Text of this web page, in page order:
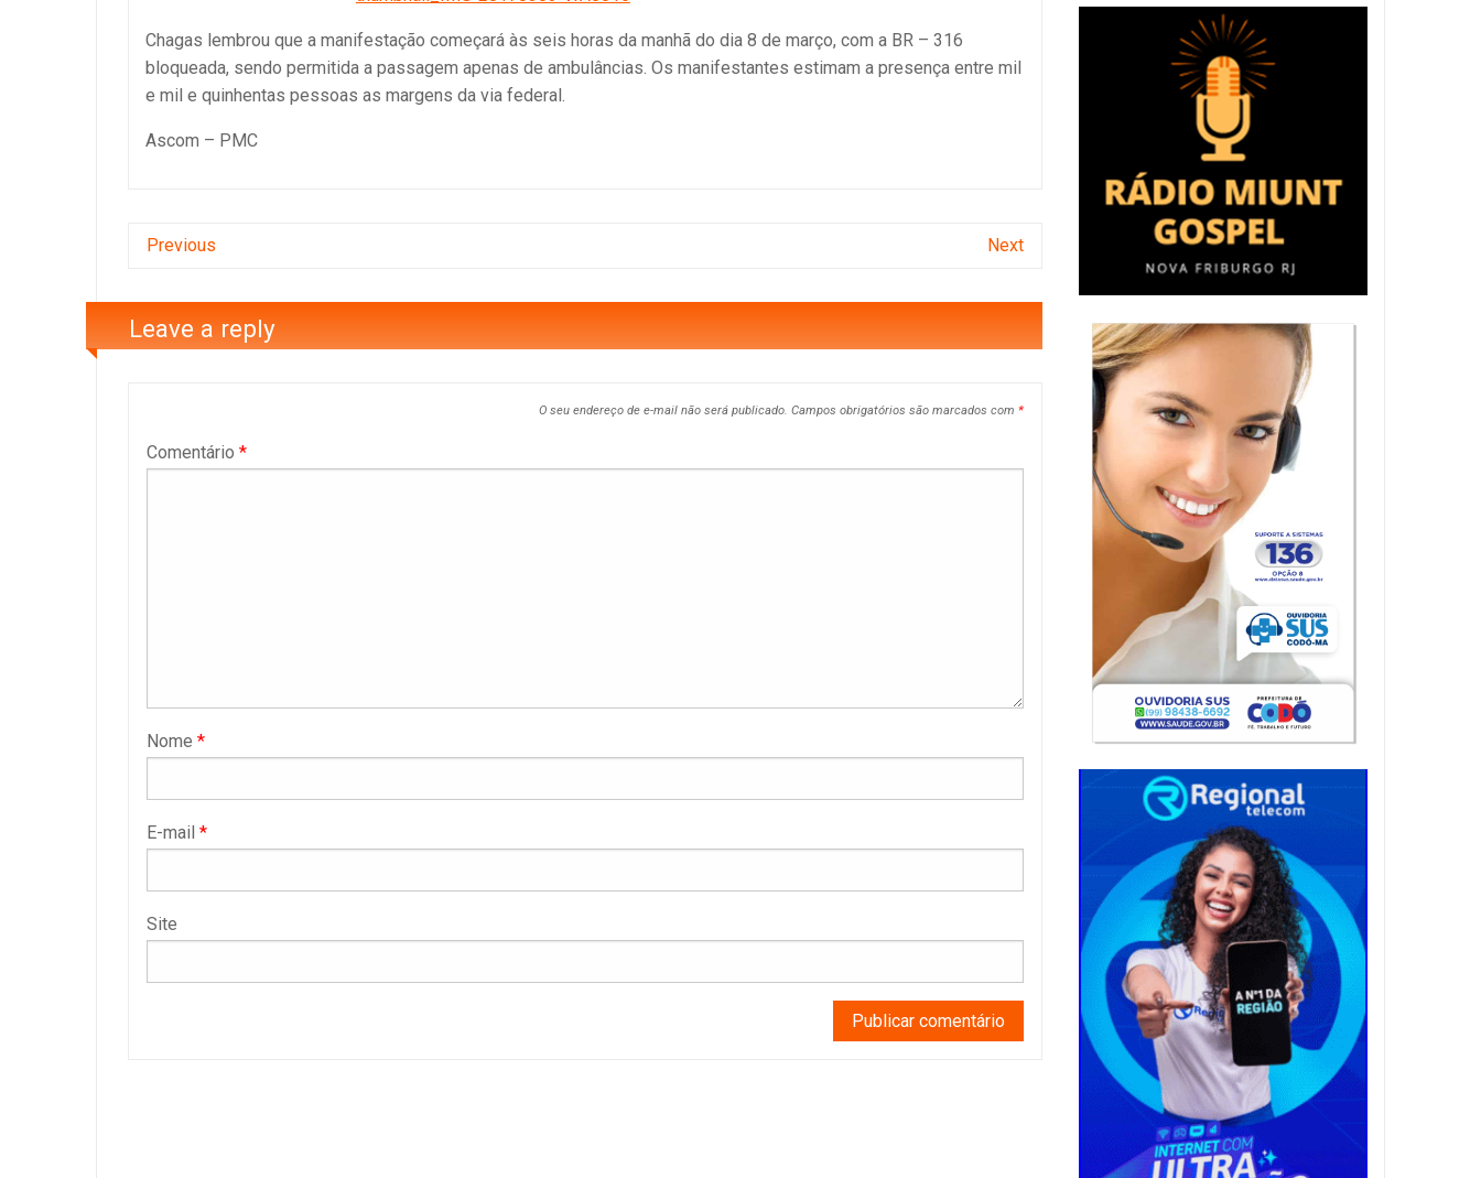
Chagas lembrou que a manifestação começará às seis horas da manhã do dia 8 de março, com a BR – 316
bloqueada, sendo permitida a passagem apenas de ambulâncias. Os manifestantes estimam a presença entre mil
e mil e quinhentas pessoas as margens da via federal.
Ascom – PMC
Previous Next
Leave a reply
O seu endereço de e-mail não será publicado. Campos obrigatórios são marcados com *
Comentário *
Nome *
E-mail *
Site